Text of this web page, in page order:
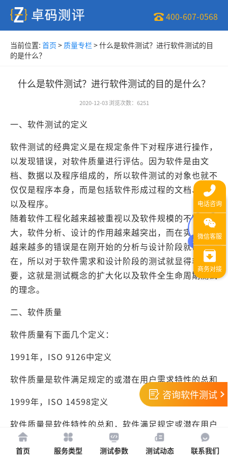
400-607-0568
当前位置: 首页 > 质量专栏 >什么是软件测试？进行软件测试的目
的是什么？
什么是软件测试？进行软件测试的目的是什么？
2020-12-03 浏览次数： 6251
一、软件测试的定义
软件测试的经典定义是在规定条件下对程序进行操作，
以发现错误，对软件质量进行评估。因为软件是由文
档、数据以及程序组成的，所以软件测试的对象也就不
仅仅是程序本身，而是包括软件形成过程的文档、数据
以及程序。
随着软件工程化越来越被重视以及软件规模的不断扩
大，软件分析、设计的作用越来越突出，而在实践中，
越来越多的错误是在刚开始的分析与设计阶段就已经存
在，所以对于软件需求和设计阶段的测试就显得非常重
要，这就是测试概念的扩大化以及软件全生命周期测试
的理念。
二、软件质量
软件质量有下面几个定义：
1991年，ISO 9126中定义
软件质量是软件满足规定的或潜在用户需求特性的总和
1999年，ISO 14598定义
软件质量是软件特性的总和，软件满足规定或潜在用户
需求的能力。
咨询软件测试
首页 服务类型 测试参数 测试动态 联系我们